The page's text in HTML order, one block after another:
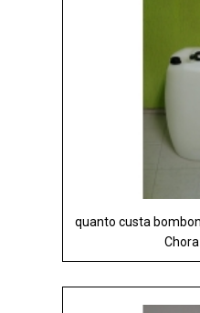
quanto custa